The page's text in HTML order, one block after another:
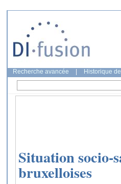
Recherche avancée Historique
Situation socio-
bruxelloises